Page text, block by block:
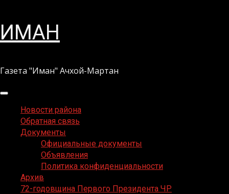
Перейти
кИМАН
Газета "Иман" Ачхой-Мартан
Основное
менюНовости района
Обратная связь
Документы
Официальные документы
Объявления
Политика конфиденциальности
Архив
72-годовщина Первого Президента ЧР